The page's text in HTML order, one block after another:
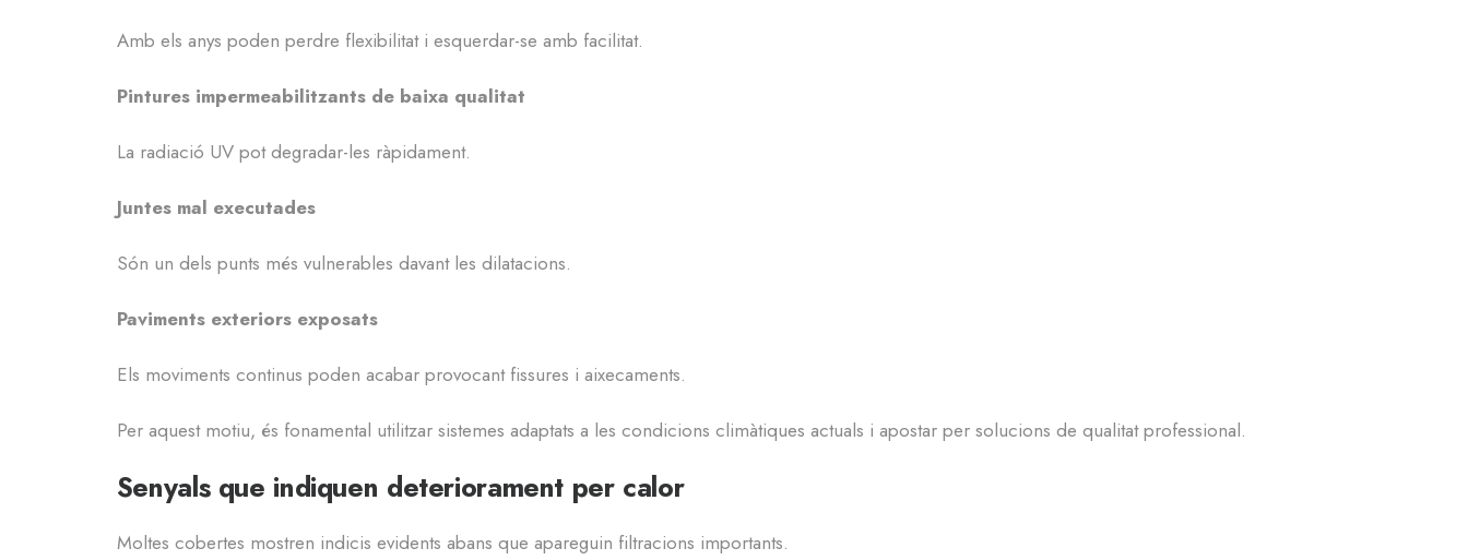
Amb els anys poden perdre flexibilitat i esquerdar-se amb facilitat.
Pintures impermeabilitzants de baixa qualitat
La radiació UV pot degradar-les ràpidament.
Juntes mal executades
Són un dels punts més vulnerables davant les dilatacions.
Paviments exteriors exposats
Els moviments continus poden acabar provocant fissures i aixecaments.
Per aquest motiu, és fonamental utilitzar sistemes adaptats a les condicions climàtiques actuals i apostar per solucions de qualitat professional.
Senyals que indiquen deteriorament per calor
Moltes cobertes mostren indicis evidents abans que apareguin filtracions importants.